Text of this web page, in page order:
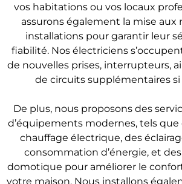
vos habitations ou vos locaux
assurons également la mise aux
installations pour garantir leur
fiabilité. Nos électriciens
de nouvelles prises, interrupteurs,
de circuits supplémentaires si
De plus, nous proposons des
d’équipements modernes, tels que
chauffage électrique, des
consommation d’énergie, et
domotique pour améliorer le
votre maison. Nous installons